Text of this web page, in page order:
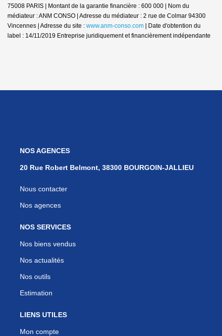
75008 PARIS | Montant de la garantie financière : 600 000 | Nom du
médiateur : ANM CONSO | Adresse du médiateur : 2 rue de Colmar 94300
Vincennes | Adresse du site : www.anm-conso.com | Date d'obtention du
label : 14/11/2019 Entreprise juridiquement et financièrement indépendante
NOS AGENCES
20 Rue Robert Belmont, 38300 BOURGOIN-JALLIEU
Nous contacter
Nos agences
NOS SERVICES
Nos biens vendus
Nos actualités
Nos outils
Estimation
LIENS UTILES
Mon compte